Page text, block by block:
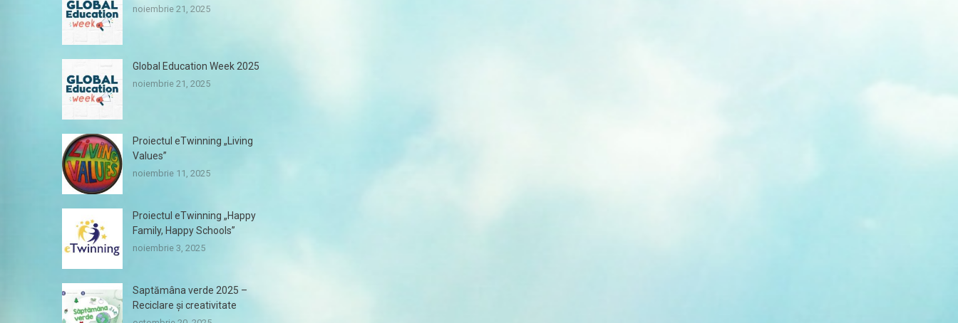
noiembrie 21, 2025
Global Education Week 2025
noiembrie 21, 2025
Proiectul eTwinning „Living
Values”
noiembrie 11, 2025
Proiectul eTwinning „Happy
Family, Happy Schools”
noiembrie 3, 2025
Saptămâna verde 2025 –
Reciclare și creativitate